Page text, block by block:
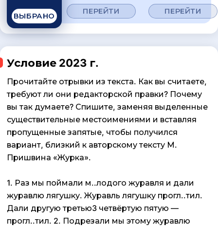
ВЫБРАНО
ПЕРЕЙТИ ПЕРЕЙТИ
Условие 2023 г.
Прочитайте отрывки из текста. Как вы считаете,
требуют ли они редакторской правки? Почему
вы так думаете? Спишите, заменяя выделенные
существительные местоимениями и вставляя
пропущенные запятые, чтобы получился
вариант, близкий к авторскому тексту М.
Пришвина «Журка».
1. Раз мы поймали м..лодого журавля и дали
журавлю лягушку. Журавль лягушку прогл..тил.
Дали другую третью3 четвёртую пятую —
прогл..тил. 2. Подрезали мы этому журавлю